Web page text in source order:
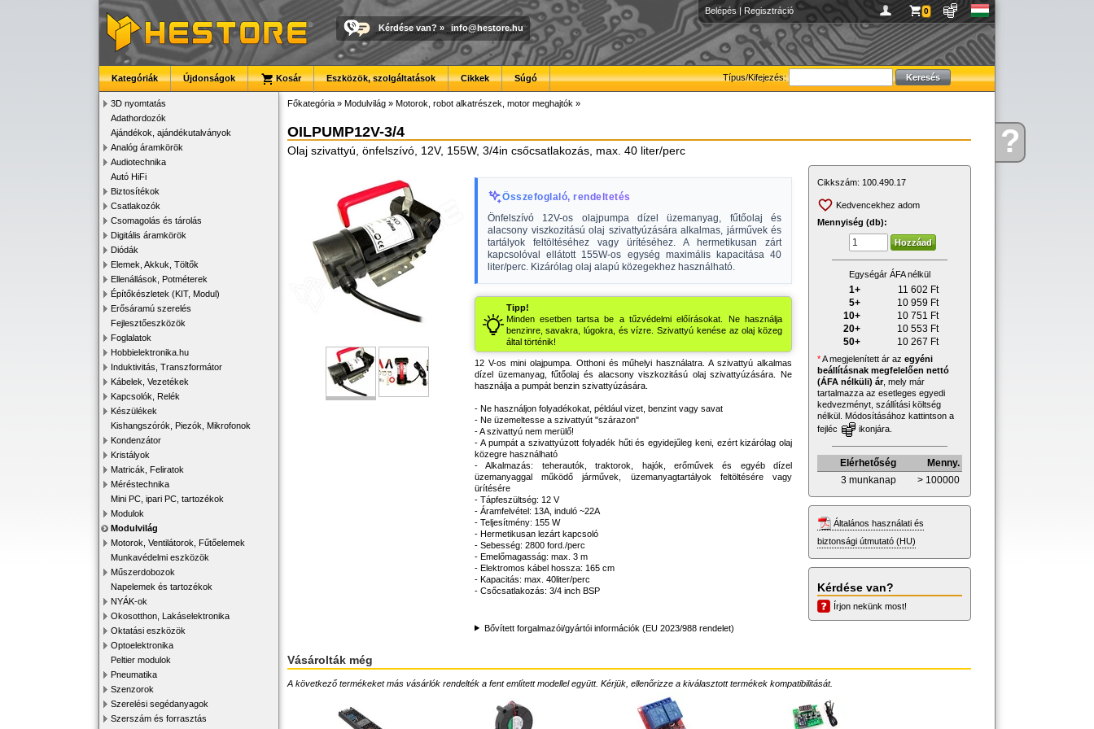
Kérdése?
Belépés | Regisztráció 0
Kérdése van? » info@hestore.hu
Típus/Kifejezés:
Kategóriák Újdonságok Kosár Eszközök, szolgáltatások Cikkek Súgó
3D nyomtatás
Adathordozók
Ajándékok, ajándékutalványok
Analóg áramkörök
Audiotechnika
Autó HiFi
Biztosítékok
Csatlakozók
Csomagolás és tárolás
Digitális áramkörök
Diódák
Elemek, Akkuk, Töltők
Ellenállások, Potméterek
Építőkészletek (KIT, Modul)
Erősáramú szerelés
Fejlesztőeszközök
Foglalatok
Hobbielektronika.hu
Induktivitás, Transzformátor
Kábelek, Vezetékek
Kapcsolók, Relék
Készülékek
Kishangszórók, Piezók, Mikrofonok
Kondenzátor
Kristályok
Matricák, Feliratok
Méréstechnika
Mini PC, ipari PC, tartozékok
Modulok
Modulvilág
Motorok, Ventilátorok, Fűtőelemek
Munkavédelmi eszközök
Műszerdobozok
Napelemek és tartozékok
NYÁK-ok
Okosotthon, Lakáselektronika
Oktatási eszközök
Optoelektronika
Peltier modulok
Pneumatika
Szenzorok
Szerelési segédanyagok
Szerszám és forrasztás
Főkategória » Modulvilág » Motorok, robot alkatrészek, motor meghajtók »
OILPUMP12V-3/4
Olaj szivattyú, önfelszívó, 12V, 155W, 3/4in csőcsatlakozás, max. 40 liter/perc
Összefoglaló, rendeltetés
Önfelszívó 12V-os olajpumpa dízel üzemanyag, fűtőolaj és
alacsony viszkozitású olaj szivattyúzására alkalmas, járművek és
tartályok feltöltéséhez vagy ürítéséhez. A hermetikusan zárt
kapcsolóval ellátott 155W-os egység maximális kapacitása 40
liter/perc. Kizárólag olaj alapú közegekhez használható.
Tipp!
Minden esetben tartsa be a tűzvédelmi előírásokat. Ne használja
benzinre, savakra, lúgokra, és vízre. Szivattyú kenése az olaj közeg
által történik!
12 V-os mini olajpumpa. Otthoni és műhelyi használatra. A szivattyú alkalmas
dízel üzemanyag, fűtőolaj és alacsony viszkozitású olaj szivattyúzására. Ne
használja a pumpát benzin szivattyúzására.
- Ne használjon folyadékokat, például vizet, benzint vagy savat
- Ne üzemeltesse a szivattyút "szárazon"
- A szivattyú nem merülő!
- A pumpát a szivattyúzott folyadék hűti és egyidejűleg keni, ezért kizárólag olaj
közegre használható
- Alkalmazás: teherautók, traktorok, hajók, erőművek és egyéb dízel
üzemanyaggal működő járművek, üzemanyagtartályok feltöltésére vagy
ürítésére
- Tápfeszültség: 12 V
- Áramfelvétel: 13A, induló ~22A
- Teljesítmény: 155 W
- Hermetikusan lezárt kapcsoló
- Sebesség: 2800 ford./perc
- Emelőmagasság: max. 3 m
- Elektromos kábel hossza: 165 cm
- Kapacitás: max. 40liter/perc
- Csőcsatlakozás: 3/4 inch BSP
Bővített forgalmazói/gyártói információk (EU 2023/988 rendelet)
Cikkszám: 100.490.17
Kedvencekhez adom
Mennyiség (db):
Egységár ÁFA nélkül
1+ 11 602 Ft
5+
10 959 Ft
10+
10 751 Ft
20+
10 553 Ft
50+
10 267 Ft
*A megjelenített ár az egyéni
beállításnak megfelelően nettó
(ÁFA nélküli) ár, mely már
tartalmazza az esetleges egyedi
kedvezményt, szállítási költség
nélkül. Módosításához kattintson a
fejléc
ikonjára.
Elérhetőség
Menny.
3 munkanap
> 100000
Általános használati és
biztonsági útmutató (HU)
Kérdése van?
Írjon nekünk most!
Vásárolták még
A következő termékeket más vásárlók rendelték a fent említett modellel együtt. Kérjük, ellenőrizze a kiválasztott termékek kompatibilitását.